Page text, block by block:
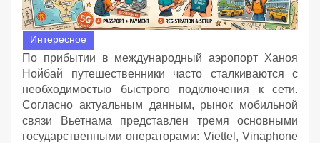
Интересное
По прибытии в международный аэропорт Ханоя
Нойбай путешественники часто сталкиваются с
необходимостью быстрого подключения к сети.
Согласно актуальным данным, рынок мобильной
связи Вьетнама представлен тремя основными
государственными операторами: Viettel, Vinaphone